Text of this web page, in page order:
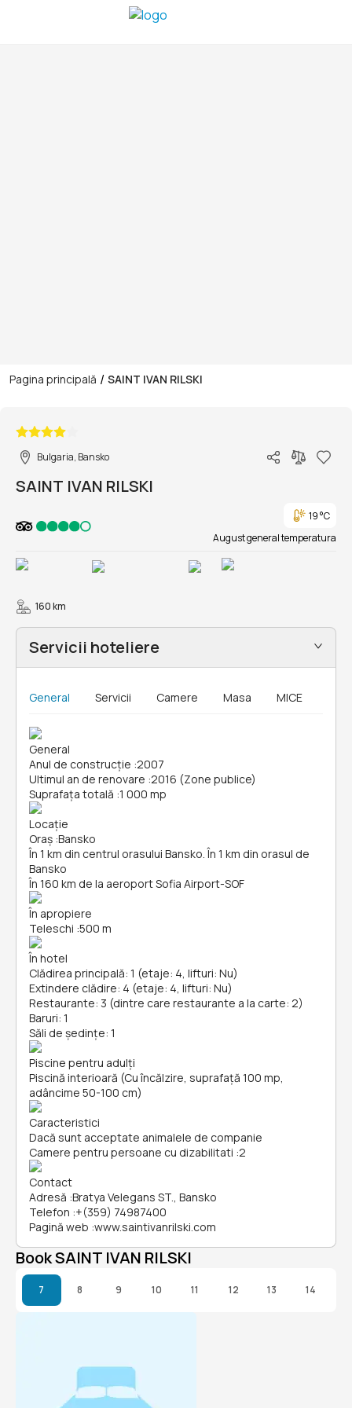
Pagina principală / SAINT IVAN RILSKI
Bulgaria, Bansko
SAINT IVAN RILSKI
19 °C
August general temperatura
160 km
Servicii hoteliere
General Servicii Camere Masa MICE
General
Anul de construcție :2007
Ultimul an de renovare :2016 (Zone publice)
Suprafața totală :1 000 mp
Locație
Oraș :Bansko
În 1 km din centrul orasului Bansko. În 1 km din orasul de
Bansko
În 160 km de la aeroport Sofia Airport-SOF
În apropiere
Teleschi :500 m
În hotel
Clădirea principală: 1 (etaje: 4, lifturi: Nu)
Extindere clădire: 4 (etaje: 4, lifturi: Nu)
Restaurante: 3 (dintre care restaurante a la carte: 2)
Baruri: 1
Săli de ședințe: 1
Piscine pentru adulți
Piscină interioară (Cu încălzire, suprafață 100 mp,
adâncime 50-100 cm)
Caracteristici
Dacă sunt acceptate animalele de companie
Camere pentru persoane cu dizabilitati :2
Contact
Adresă :Bratya Velegans ST., Bansko
Telefon :+(359) 74987400
Pagină web :www.saintivanrilski.com
Book SAINT IVAN RILSKI
7 8 9 10 11 12 13 14